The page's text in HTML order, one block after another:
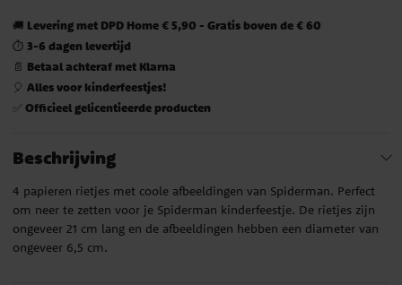
🚚 Levering met DPD Home € 5,90 - Gratis boven de € 60
⏱️ 3-6 dagen levertijd
📄 Betaal achteraf met Klarna
🎈 Alles voor kinderfeestjes!
✅ Officieel gelicentieerde producten
Beschrijving
4 papieren rietjes met coole afbeeldingen van Spiderman. Perfect
om neer te zetten voor je Spiderman kinderfeestje. De rietjes zijn
ongeveer 21 cm lang en de afbeeldingen hebben een diameter van
ongeveer 6,5 cm.